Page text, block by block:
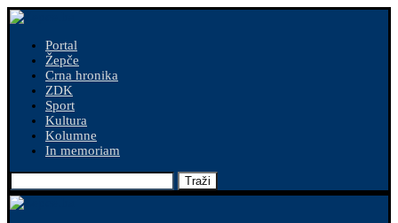
Portal
Žepče
Crna hronika
ZDK
Sport
Kultura
Kolumne
In memoriam
Traži